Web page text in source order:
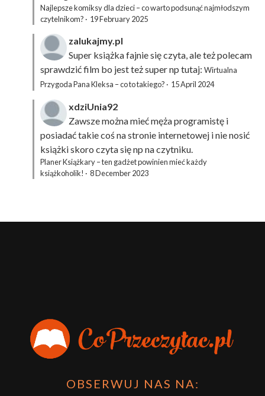
Najlepsze komiksy dla dzieci – co warto podsunąć najmłodszym
czytelnikom? · 19 February 2025
zalukajmy.pl
Super książka fajnie się czyta, ale też polecam
sprawdzić film bo jest też super np tutaj: Wirtualna
Przygoda Pana Kleksa – co to takiego? · 15 April 2024
xdziUnia92
Zawsze można mieć męża programistę i
posiadać takie coś na stronie internetowej i nie nosić
książki skoro czyta się np na czytniku.
Planer Książkary – ten gadżet powinien mieć każdy
książkoholik! · 8 December 2023
OBSERWUJ NAS NA: